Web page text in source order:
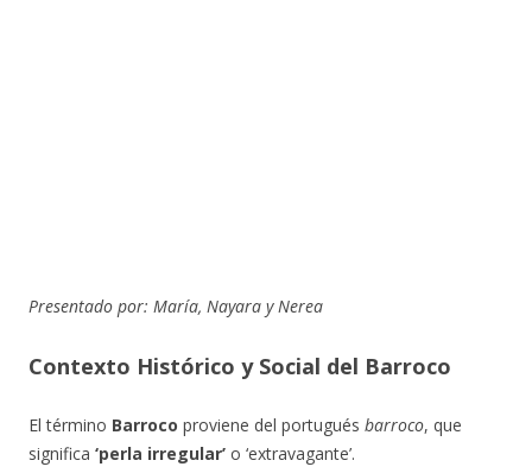
Presentado por: María, Nayara y Nerea
Contexto Histórico y Social del Barroco
El término Barroco proviene del portugués barroco, que
significa ‘perla irregular’ o ‘extravagante’.